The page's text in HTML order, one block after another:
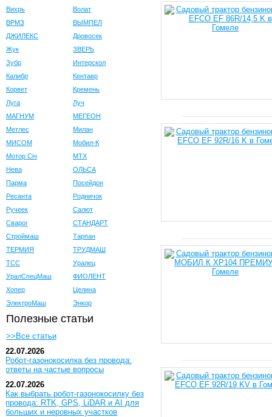
Вихрь
Волат
ВРМЗ
ВЫМПЕЛ
ДЖИЛЕКС
Дровосек
Жук
ЗВЕРЬ
Зубр
Интерскол
Калибр
Кентавр
Корвет
Кремень
Луга
Луч
МАГНУМ
МЕГЕОН
Метлес
Милан
МИСОМ
Мобил-К
Мотор Сiч
МТХ
Нева
ОЛЬСА
Парма
Посейдон
Ресанта
Родничок
Ручеек
Салют
Сварог
СТАНДАРТ
Строймаш
Тарпан
ТЕРМИЯ
ТРУДМАШ
ТСС
Уралец
УралСпецМаш
ФИОЛЕНТ
Хопер
Целина
ЭлектроМаш
Энкор
Полезные статьи
>>Все статьи
22.07.2026
Робот-газонокосилка без провода:
ответы на частые вопросы
22.07.2026
Как выбрать робот-газонокосилку без
провода: RTK, GPS, LiDAR и AI для
больших и неровных участков